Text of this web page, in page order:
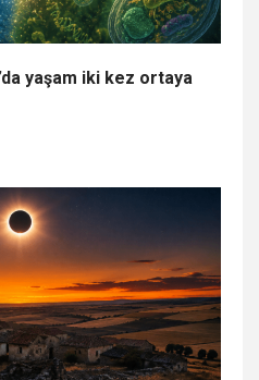
yaşam iki kez ortaya